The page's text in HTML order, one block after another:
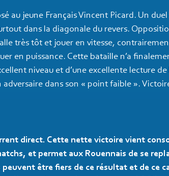
au jeune Français Vincent Picard. Un
dans la diagonale du revers.
très tôt et jouer en vitesse,
en puissance. Cette bataille n’a
niveau et d’une excellente lecture
dans son « point faible ».
direct. Cette nette victoire vient
et permet aux Rouennais de se
être fiers de ce résultat et de ce